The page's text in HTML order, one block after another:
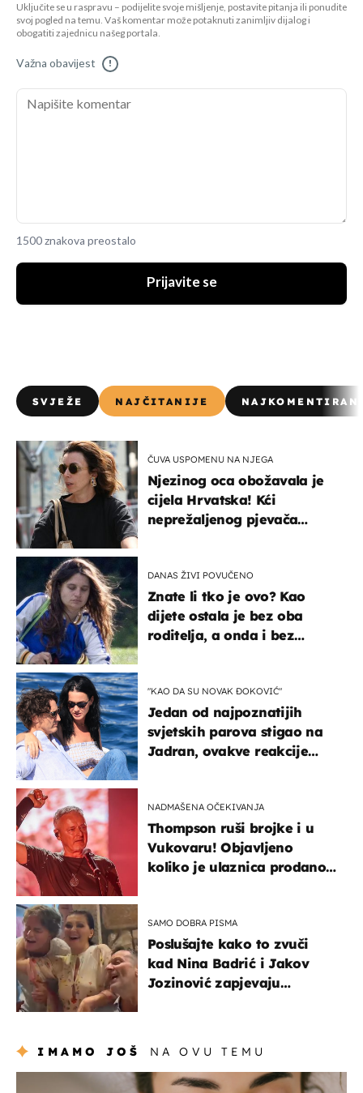
Uključite se u raspravu – podijelite svoje mišljenje, postavite pitanja ili ponudite
svoj pogled na temu. Vaš komentar može potaknuti zanimljiv dijalog i
obogatiti zajednicu našeg portala.
Važna obavijest !
1500 znakova preostalo
Prijavite se
SVJEŽE NAJČITANIJE
ČUVA USPOMENU NA NJEGA
Njezinog oca obožavala je
cijela Hrvatska! Kći
neprežaljenog pjevača
DANAS ŽIVI POVUČENO
Znate li tko je ovo? Kao
dijete ostala je bez oba
roditelja, a onda i bez
"KAO DA SU NOVAK ĐOKOVIĆ"
Jedan od najpoznatijih
svjetskih parova stigao na
Jadran, ovakve reakcije
NADMAŠENA OČEKIVANJA
Thompson ruši brojke i u
Vukovaru! Objavljeno
koliko je ulaznica prodano
SAMO DOBRA PISMA
Poslušajte kako to zvuči
kad Nina Badrić i Jakov
Jozinović zapjevaju
IMAMO JOŠ NA OVU TEMU
moda & ljepota